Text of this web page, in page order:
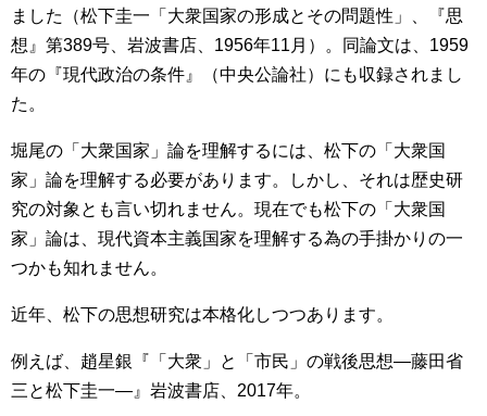
ました（松下圭一「大衆国家の形成とその問題性」、『思
想』第389号、岩波書店、1956年11月）。同論文は、1959
年の『現代政治の条件』（中央公論社）にも収録されまし
た。
堀尾の「大衆国家」論を理解するには、松下の「大衆国
家」論を理解する必要があります。しかし、それは歴史研
究の対象とも言い切れません。現在でも松下の「大衆国
家」論は、現代資本主義国家を理解する為の手掛かりの一
つかも知れません。
近年、松下の思想研究は本格化しつつあります。
例えば、趙星銀『「大衆」と「市民」の戦後思想―藤田省
三と松下圭一―』岩波書店、2017年。